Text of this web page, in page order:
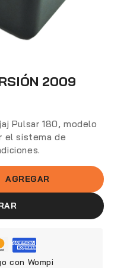
2009
Pulsar 180, modelo
el sistema de
AGREGAR
con Wompi